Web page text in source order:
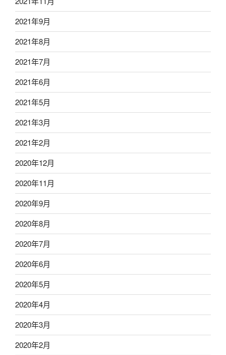
2021年9月
2021年8月
2021年7月
2021年6月
2021年5月
2021年3月
2021年2月
2020年12月
2020年11月
2020年9月
2020年8月
2020年7月
2020年6月
2020年5月
2020年4月
2020年3月
2020年2月